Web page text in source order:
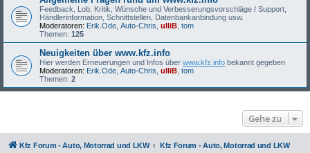
Feedback, Lob, Kritik, Wünsche und Verbesserungsvorschläge / Support,
Händlerinformation, Schnittstellen, Datenbankanbindung usw.
Moderatoren: Erik.Ode Auto-Chris ulliB tom
Themen: 125
Neuigkeiten über www.kfz.info
Hier werden Erneuerungen und Infos über www.kfz.info bekannt gegeben
Moderatoren: Erik.Ode Auto-Chris ulliB tom
Themen: 2
Gehe zu
Kfz Forum - Auto, Motorrad und LKW Kfz Forum - Auto, Motorrad und LKW